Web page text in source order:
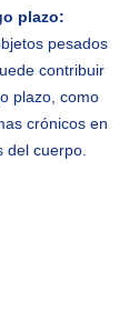
plazo:
pesados
contribuir
plazo, como
crónicos en
del cuerpo.